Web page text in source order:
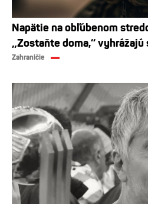
Napätie na obľúbenom
„Zostaňte doma,“ vyhrážajú
Zahraničie